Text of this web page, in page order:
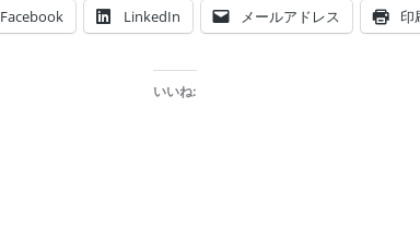
Facebook LinkedIn メールアドレス 印
いいね: